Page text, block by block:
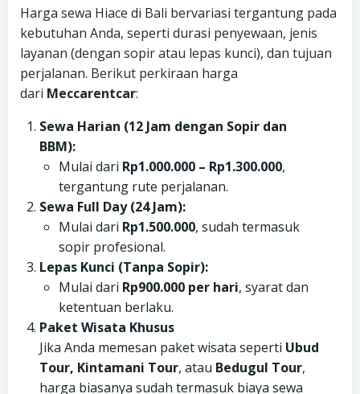
Harga sewa Hiace di Bali bervariasi tergantung pada
kebutuhan Anda, seperti durasi penyewaan, jenis
layanan (dengan sopir atau lepas kunci), dan tujuan
perjalanan. Berikut perkiraan harga
dari Meccarentcar:
Sewa Harian (12 Jam dengan Sopir dan
BBM):
Mulai dari Rp1.000.000 – Rp1.300.000,
tergantung rute perjalanan.
Sewa Full Day (24 Jam):
Mulai dari Rp1.500.000, sudah termasuk
sopir profesional.
Lepas Kunci (Tanpa Sopir):
Mulai dari Rp900.000 per hari, syarat dan
ketentuan berlaku.
Paket Wisata Khusus
Jika Anda memesan paket wisata seperti Ubud
Tour, Kintamani Tour, atau Bedugul Tour,
harga biasanya sudah termasuk biaya sewa